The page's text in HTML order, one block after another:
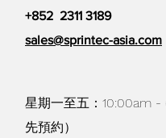
+852 2311 3189
sales@sprintec-asia.com
星期一至五：10:00am
先預約）